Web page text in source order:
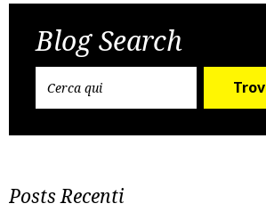
navigation
Blog Search
Posts Recenti